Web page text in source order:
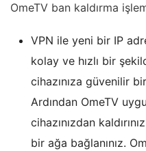
OmeTV ban kaldırma
VPN ile yeni bir IP
kolay ve hızlı bir
cihazınıza güvenilir
Ardından OmeTV
cihazınızdan
bir ağa bağlanınız.